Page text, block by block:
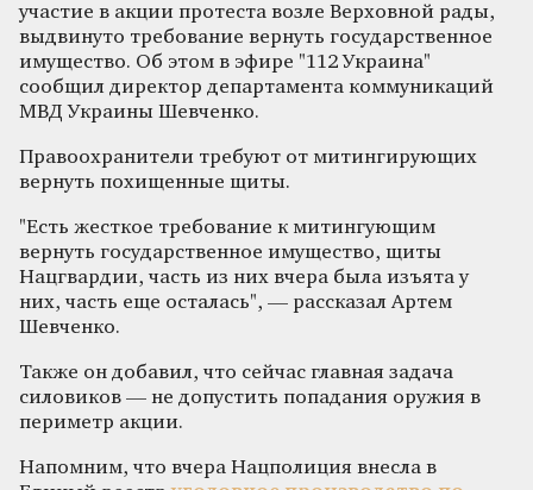
участие в акции протеста возле Верховной рады,
выдвинуто требование вернуть государственное
имущество. Об этом в эфире "112 Украина"
сообщил директор департамента коммуникаций
МВД Украины Шевченко.
Правоохранители требуют от митингирующих
вернуть похищенные щиты.
"Есть жесткое требование к митингующим
вернуть государственное имущество, щиты
Нацгвардии, часть из них вчера была изъята у
них, часть еще осталась", — рассказал Артем
Шевченко.
Также он добавил, что сейчас главная задача
силовиков — не допустить попадания оружия в
периметр акции.
Напомним, что вчера Нацполиция внесла в